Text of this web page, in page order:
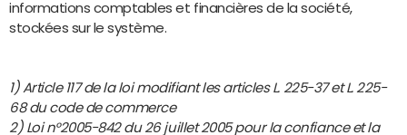
informations comptables et financières de la société,
stockées sur le système.
1) Article 117 de la loi modifiant les articles L. 225-37 et L. 225-
68 du code de commerce
2) Loi n°2005-842 du 26 juillet 2005 pour la confiance et la